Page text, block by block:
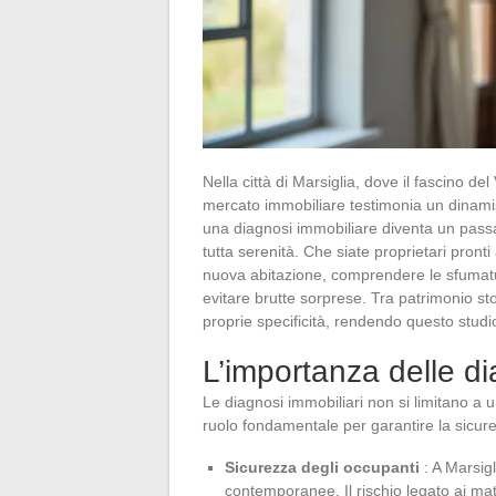
Nella città di Marsiglia, dove il fascino
mercato immobiliare testimonia un
una diagnosi immobiliare diventa un
tutta serenità. Che siate proprietari
nuova abitazione, comprendere le
evitare brutte sorprese. Tra patrimonio
proprie specificità, rendendo questo
L’importanza delle
Le diagnosi immobiliari non si limitano a
ruolo fondamentale per garantire la
Sicurezza degli occupanti : A
contemporanee. Il rischio legato ai